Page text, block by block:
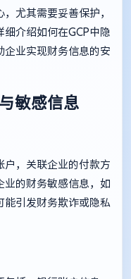
尤其需要妥善保护，
介绍如何在GCP中隐
企业实现财务信息的安
敏感信息
户，关联企业的付款方
业的财务敏感信息，如
能引发财务欺诈或隐私